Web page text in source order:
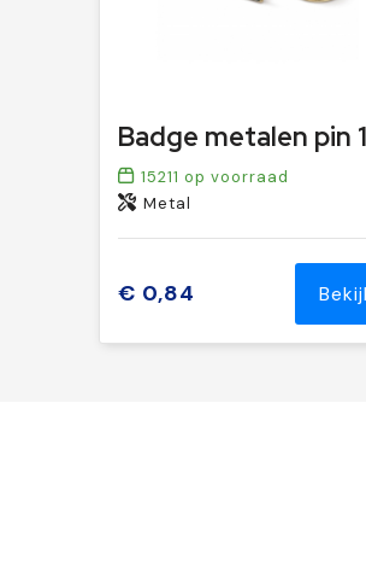
15211 op voorraad
Metal
€ 0,84